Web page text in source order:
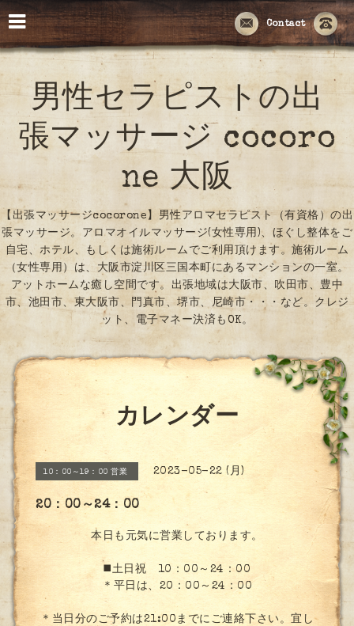
Contact
男性セラピストの出
張マッサージ cocoro
ne 大阪
【出張マッサージcocorone】男性アロマセラピスト（有資格）の出
張マッサージ。アロマオイルマッサージ(女性専用)、ほぐし整体をご
自宅、ホテル、もしくは施術ルームでご利用頂けます。施術ルーム
（女性専用）は、大阪市淀川区三国本町にあるマンションの一室。
アットホームな癒し空間です。出張地域は大阪市、吹田市、豊中
市、池田市、東大阪市、門真市、堺市、尼崎市・・・など。クレジ
ット、電子マネー決済もOK。
カレンダー
10：00～19：00 営業 2023-05-22 (月)
20：00～24：00
本日も元気に営業しております。
◼️土日祝 10：00～24：00
＊平日は、20：00～24：00
＊当日分のご予約は21:00までにご連絡下さい。宜し